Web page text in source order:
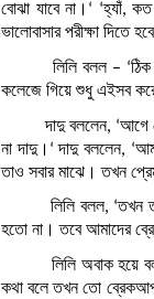
বোঝা যাবে না।‘ ‘হ্যাঁ,
ভালোবাসার পরীক্ষা দিতে
লিলি বলল – ‘ঠিক
কলেজে গিয়ে শুধু এইসব
দাদু বললেন, ‘আগে তো
না দাদু।‘ দাদু বললেন,
তাও সবার মাঝে। তখন
লিলি বলল, ‘তখন
হতো না। তবে আমাদের
লিলি অবাক হয়ে বলল,
কথা বলে তখন তো